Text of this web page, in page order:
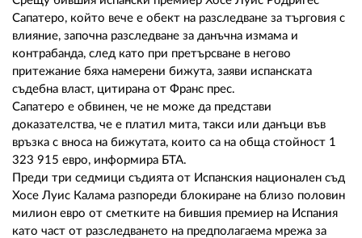
Сапатеро, който вече е обект на разследване за търговия с
влияние, започна разследване за данъчна измама и
контрабанда, след като при претърсване в негово
притежание бяха намерени бижута, заяви испанската
съдебна власт, цитирана от Франс прес.
Сапатеро е обвинен, че не може да представи
доказателства, че е платил мита, такси или данъци във
връзка с вноса на бижутата, които са на обща стойност 1
323 915 евро, информира БТА.
Преди три седмици съдията от Испанския национален съд
Хосе Луис Калама разпореди блокиране на близо половин
милион евро от сметките на бившия премиер на Испания
като част от разследването на предполагаема мрежа за